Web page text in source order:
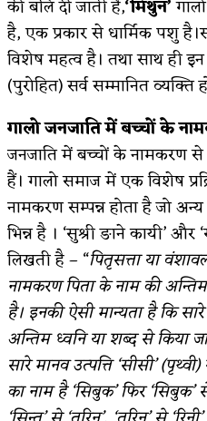
की बलि दी जाती है,‘मिथुन’
है, एक प्रकार से धार्मिक पशु
विशेष महत्व है। तथा साथ ही इन
(पुरोहित) सर्व सम्मानित व्यक्ति
गालो जनजाति में बच्चों के
जनजाति में बच्चों के नामकरण
हैं। गालो समाज में एक विशेष
नामकरण सम्पन्न होता है जो
भिन्न है । ‘सुश्री ङाने कायी’
लिखती है – “पितृसत्ता या
नामकरण पिता के नाम की
है। इनकी ऐसी मान्यता है कि
अन्तिम ध्वनि या शब्द से किया
सारे मानव उत्पत्ति ‘सीसी’
का नाम है ‘सिबुक’ फिर ‘सिबुक’